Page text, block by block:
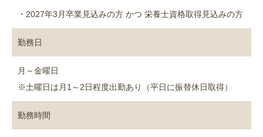
・2027年3月卒業見込みの方 かつ 栄養士資格取得見込みの方
勤務日
月～金曜日
※土曜日は月1～2日程度出勤あり（平日に振替休日取得）
勤務時間